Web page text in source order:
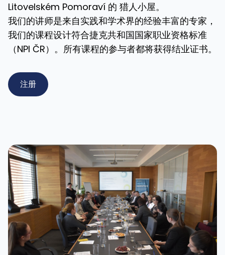
Litovelském Pomoraví 的 猎人小屋。
我们的讲师是来自实践和学术界的经验丰富的专家，
我们的课程设计符合捷克共和国国家职业资格标准
（NPI ČR）。所有课程的参与者都将获得结业证书。
注册